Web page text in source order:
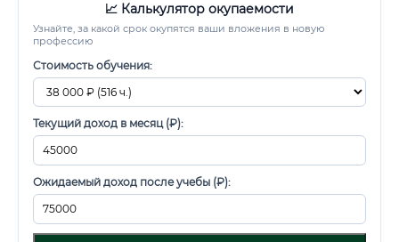
📈 Калькулятор окупаемости
Узнайте, за какой срок окупятся ваши вложения в новую
профессию
Стоимость обучения:
Текущий доход в месяц (₽):
Ожидаемый доход после учебы (₽):